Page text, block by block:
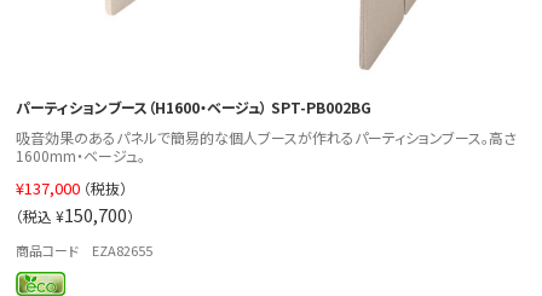
パーティションブース（H1600・ベージュ） SPT-PB002BG
吸音効果のあるパネルで簡易的な個人ブースが作れるパーティションブース。高さ
1600mm・ベージュ。
¥137,000 （税抜）
（税込 ¥150,700）
商品コード EZA82655